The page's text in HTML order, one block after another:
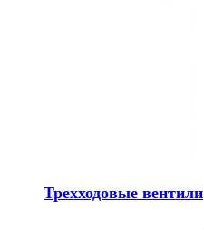
Трехходовые вентили